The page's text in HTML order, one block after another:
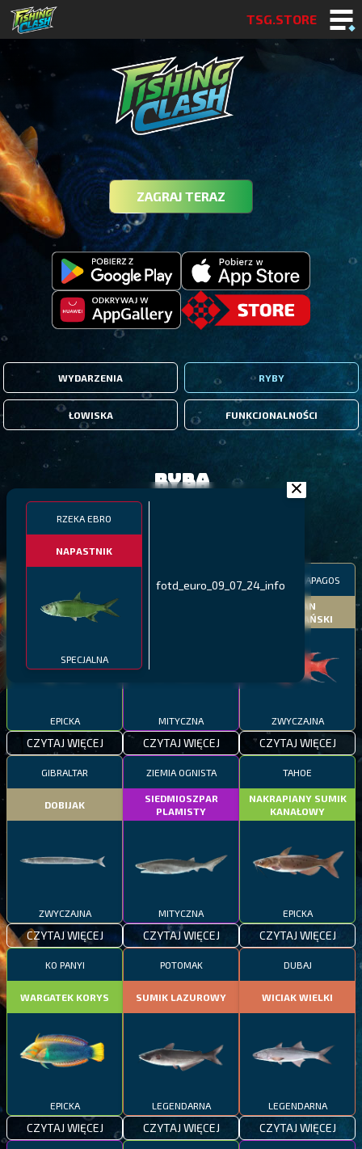
TSG.STORE
ZAGRAJ TERAZ
WYDARZENIA RYBY
ŁOWISKA FUNKCJONALNOŚCI
RZEKA EBRO
NAPASTNIK
SPECJALNA
fotd_euro_09_07_24_info
Ryba
PYSZCZAK ZACHODNI
EPICKA
CZYTAJ WIĘCEJ
PÓŁNOCNE FIORDY
MITYCZNA
CZYTAJ WIĘCEJ
WYSPY GALAPAGOS
BODIAN
MEKSYKAŃSKI
ZWYCZAJNA
CZYTAJ WIĘCEJ
GIBRALTAR
DOBIJAK
ZWYCZAJNA
CZYTAJ WIĘCEJ
ZIEMIA OGNISTA
SIEDMIOSZPAR
PLAMISTY
MITYCZNA
CZYTAJ WIĘCEJ
TAHOE
NAKRAPIANY SUMIK
KANAŁOWY
EPICKA
CZYTAJ WIĘCEJ
KO PANYI
WARGATEK KORYS
EPICKA
CZYTAJ WIĘCEJ
POTOMAK
SUMIK LAZUROWY
LEGENDARNA
CZYTAJ WIĘCEJ
DUBAJ
WICIAK WIELKI
LEGENDARNA
CZYTAJ WIĘCEJ